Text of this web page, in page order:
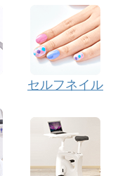
セルフネイル